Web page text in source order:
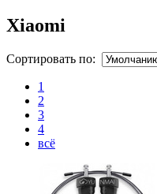
Xiaomi
Сортировать по:
1
2
3
4
всё